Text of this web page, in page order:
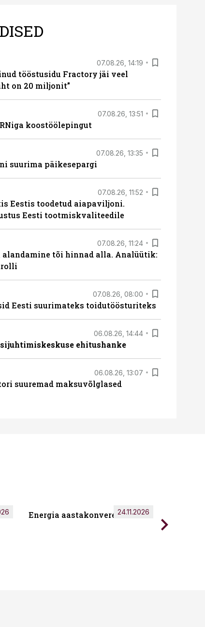
07.08.26, 14:19
tööstusidu Fractory jäi veel
on 20 miljonit”
07.08.26, 13:51
koostöölepingut
07.08.26, 13:35
suurima päikesepargi
07.08.26, 11:52
Eestis toodetud aiapaviljoni.
Eesti tootmiskvaliteedile
07.08.26, 11:24
tõi hinnad alla. Analüütik:
07.08.26, 08:00
Eesti suurimateks toidutöösturiteks
06.08.26, 14:44
ehitushanke
06.08.26, 13:07
suuremad maksuvõlglased
Energia aastakonverents 2026
24.11.2026